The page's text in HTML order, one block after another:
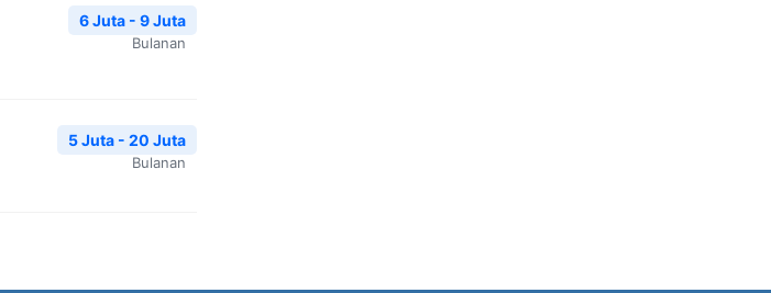
6 Juta - 9 Juta
Bulanan
5 Juta - 20 Juta
Bulanan